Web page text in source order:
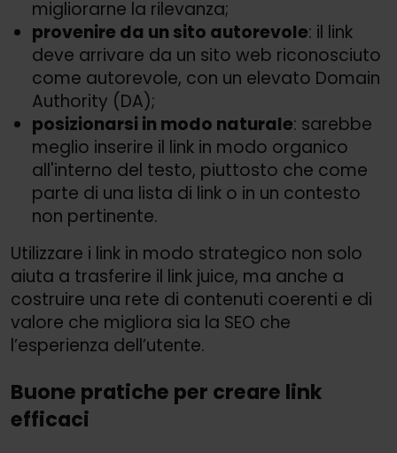
migliorarne la rilevanza;
provenire da un sito autorevole: il link
deve arrivare da un sito web riconosciuto
come autorevole, con un elevato Domain
Authority (DA);
posizionarsi in modo naturale: sarebbe
meglio inserire il link in modo organico
all'interno del testo, piuttosto che come
parte di una lista di link o in un contesto
non pertinente.
Utilizzare i link in modo strategico non solo
aiuta a trasferire il link juice, ma anche a
costruire una rete di contenuti coerenti e di
valore che migliora sia la SEO che
l’esperienza dell’utente.
Buone pratiche per creare link
efficaci